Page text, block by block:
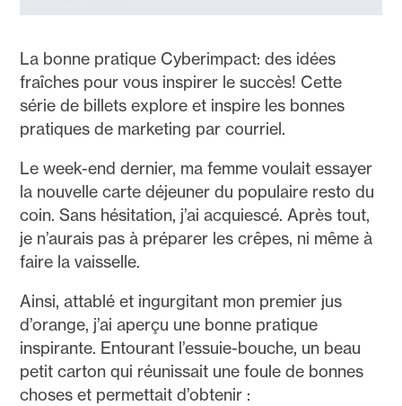
La bonne pratique Cyberimpact: des idées
fraîches pour vous inspirer le succès! Cette
série de billets explore et inspire les bonnes
pratiques de marketing par courriel.
Le week-end dernier, ma femme voulait essayer
la nouvelle carte déjeuner du populaire resto du
coin. Sans hésitation, j’ai acquiescé. Après tout,
je n’aurais pas à préparer les crêpes, ni même à
faire la vaisselle.
Ainsi, attablé et ingurgitant mon premier jus
d’orange, j’ai aperçu une bonne pratique
inspirante. Entourant l’essuie-bouche, un beau
petit carton qui réunissait une foule de bonnes
choses et permettait d’obtenir :